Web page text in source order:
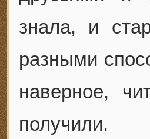
знала, и
разными
наверное,
получили.